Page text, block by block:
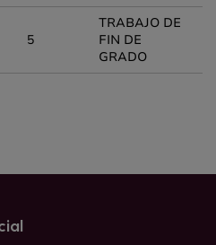
5
TRABAJO DE
FIN DE
GRADO